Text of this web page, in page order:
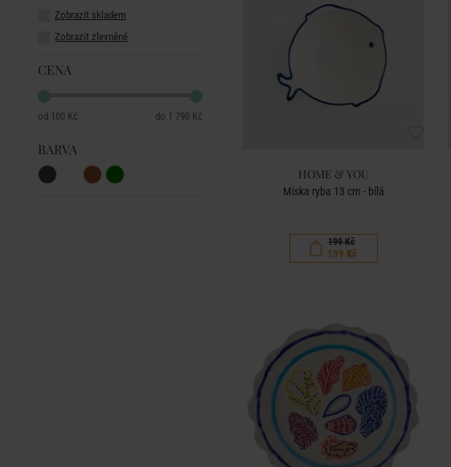
Zobrazit skladem
Zobrazit zlevněné
CENA
100 Kč 1 790 Kč
BARVA
HOME & YOU
Miska ryba 13 cm - bílá
199 Kč
139 Kč